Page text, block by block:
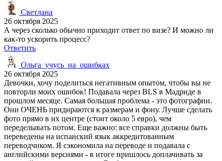
Светлана
26 октября 2025
А через сколько обычно приходит ответ по визе? И можно ли
как-то ускорить процесс?
Ответить
Ольга_учусь_на_ошибках
26 октября 2025
Девочки, хочу поделиться негативным опытом, чтобы вы не
повторли моих ошибок! Подавала через BLS в Мадриде в
прошлом месяце. Самая большая проблема - это фотографии.
Они ОЧЕНЬ придираются к размерам и фону. Лучше сделать
фото прямо в их центре (стоит около 5 евро), чем
переделывать потом. Еще важно: все справки должны быть
переведены на испанский язык аккредитованным
переводчиком. Я сэкономила на переводе и подавала с
английскими версиями - в итоге пришлось доплачивать за